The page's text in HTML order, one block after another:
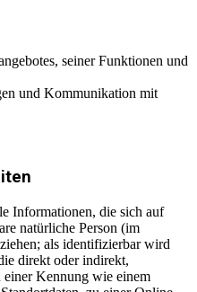
seiner Funktionen und
und Kommunikation mit
Informationen, die sich auf
natürliche Person (im
als identifizierbar wird
direkt oder indirekt,
einer Kennung wie einem